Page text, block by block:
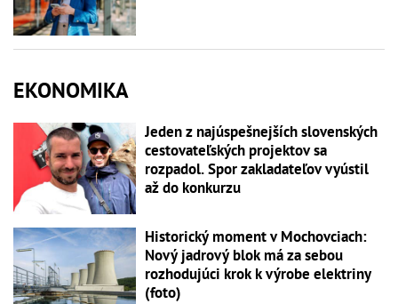
EKONOMIKA
Jeden z najúspešnejších slovenských
cestovateľských projektov sa
rozpadol. Spor zakladateľov vyústil
až do konkurzu
Historický moment v Mochovciach:
Nový jadrový blok má za sebou
rozhodujúci krok k výrobe elektriny
(foto)